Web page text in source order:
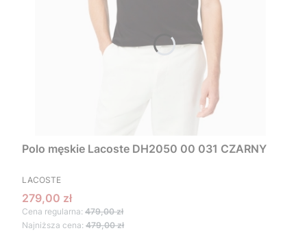
Polo męskie Lacoste DH2050 00 031 CZARNY
PRODUCENT
LACOSTE
Cena promocyjna
279,00 zł
Cena regularna: 479,00 zł
Najniższa cena: 479,00 zł